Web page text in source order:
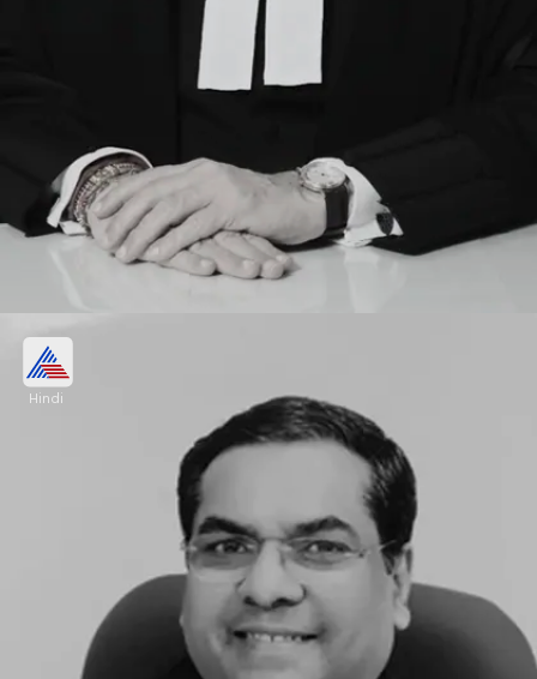
2- जस्टिस संजय किशन कौल (Justice Sanjay
Kishan Kaul)
जस्टिस कौल सुप्रीम कोर्ट के दूसरे नंबर के सीनियर जज हैं। 17
फरवरी 2017 को वे सुप्रीम कोर्ट में जज नियुक्त किए गए।
जस्टिस कौल ने दिल्ली यूनिवर्सिटी से लॉ की डिग्री हासिल की है।
Image credits: Wikipedia
Hindi